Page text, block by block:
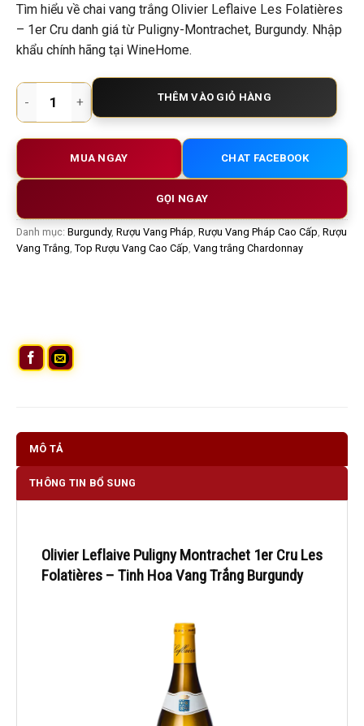
Tìm hiểu về chai vang trắng Olivier Leflaive Les Folatières
– 1er Cru danh giá từ Puligny-Montrachet, Burgundy. Nhập
khẩu chính hãng tại WineHome.
Rượu Vang Trắng Olivier Leflaive Puligny Montrachet 1er
THÊM VÀO GIỎ HÀNG
MUA NGAY CHAT FACEBOOK
GỌI NGAY
Danh mục: Burgundy, Rượu Vang Pháp Rượu Vang Pháp Cao Cấp Rượu
Vang Trắng Top Rượu Vang Cao Cấp Vang trắng Chardonnay
MÔ TẢ
THÔNG TIN BỔ SUNG
Olivier Leflaive Puligny Montrachet 1er Cru Les
Folatières – Tinh Hoa Vang Trắng Burgundy